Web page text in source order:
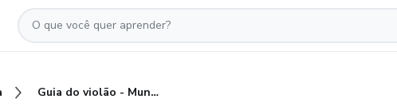
Guia do violão - Mundo Das Cordas